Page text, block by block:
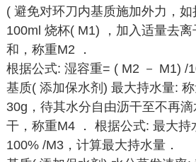
( 避免对环刀内基质施加外力，
100ml 烧杯( M1) ，加入适量去
和，称重M2 ．
根据公式: 湿容重= ( M2 － M1) /
基质( 添加保水剂) 最大持水量:
30g，待其水分自由沥干至不再
干，称重M4 ． 根据公式: 最大持
100% /M3，计算最大持水量．